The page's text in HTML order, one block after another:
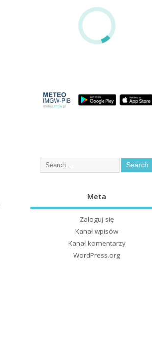
Meta
Zaloguj się
Kanał wpisów
Kanał komentarzy
WordPress.org